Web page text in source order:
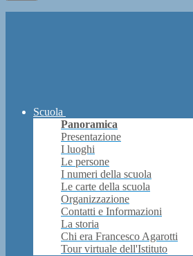
Scuola
Panoramica
Presentazione
I luoghi
Le persone
I numeri della scuola
Le carte della scuola
Organizzazione
Contatti e Informazioni
La storia
Chi era Francesco Agarotti
Tour virtuale dell'Istituto